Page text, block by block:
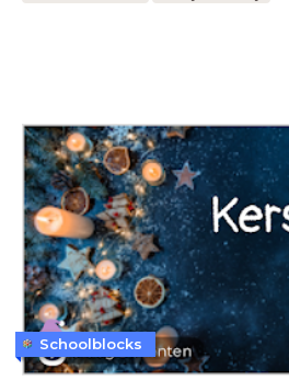
Schoolblocks